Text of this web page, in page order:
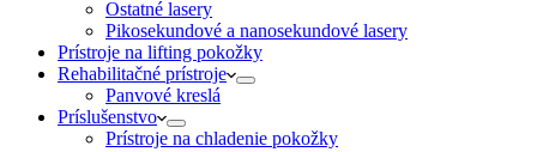
Ostatné lasery
Pikosekundové a nanosekundové lasery
Prístroje na lifting pokožky
Rehabilitačné prístroje
Panvové kreslá
Príslušenstvo
Prístroje na chladenie pokožky